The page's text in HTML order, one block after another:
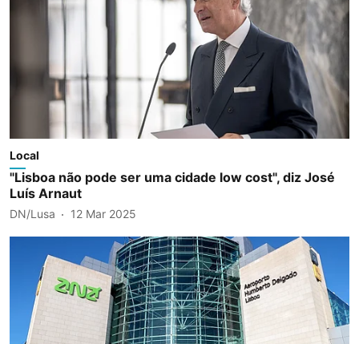
Local
"Lisboa não pode ser uma cidade low cost", diz José
Luís Arnaut
DN/Lusa 12 Mar 2025